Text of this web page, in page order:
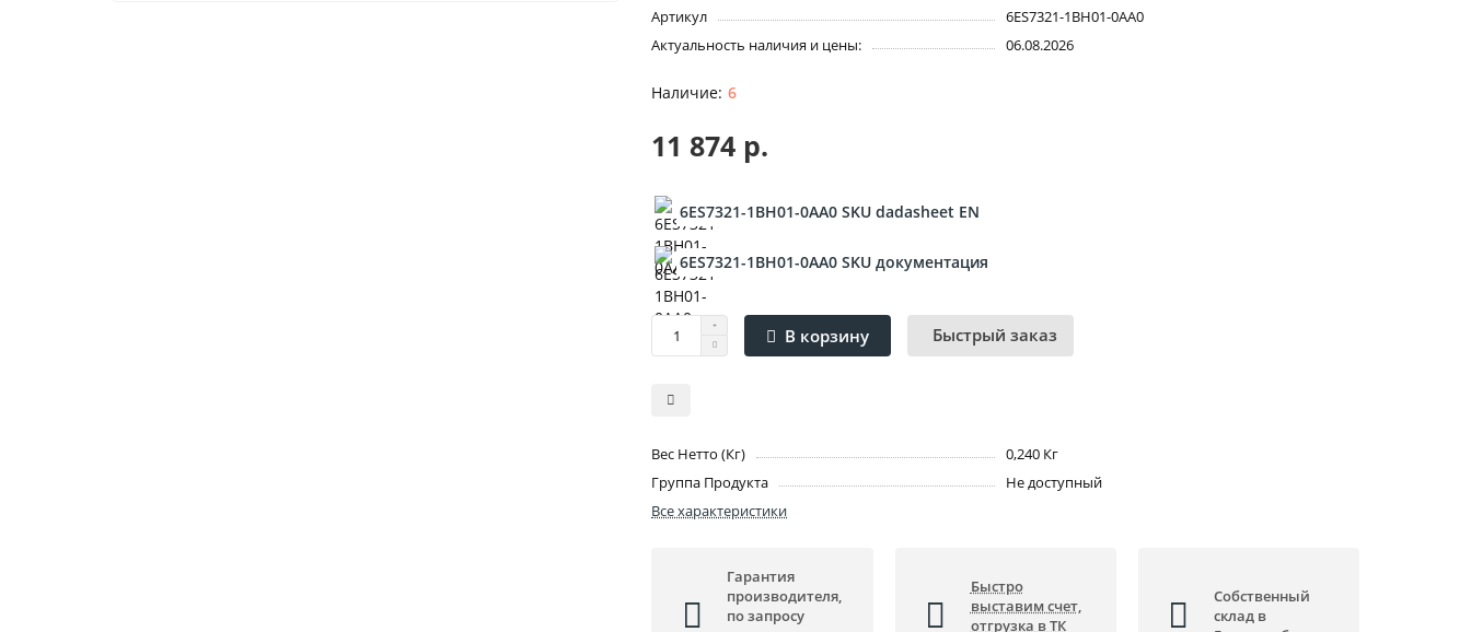
Артикул
6ES7321-1BH01-0AA0
Актуальность наличия и цены:
06.08.2026
6
11 874 р.
6ES7321-1BH01-0AA0 SKU dadasheet EN
6ES7321-1BH01-0AA0 SKU документация
В корзину Быстрый заказ
Вес Нетто (Кг)
0,240 Кг
Группа Продукта
Не доступный
Все характеристики
Гарантия
производителя,
по запросу
Быстро
выставим счет,
отгрузка в ТК
Собственный
склад в